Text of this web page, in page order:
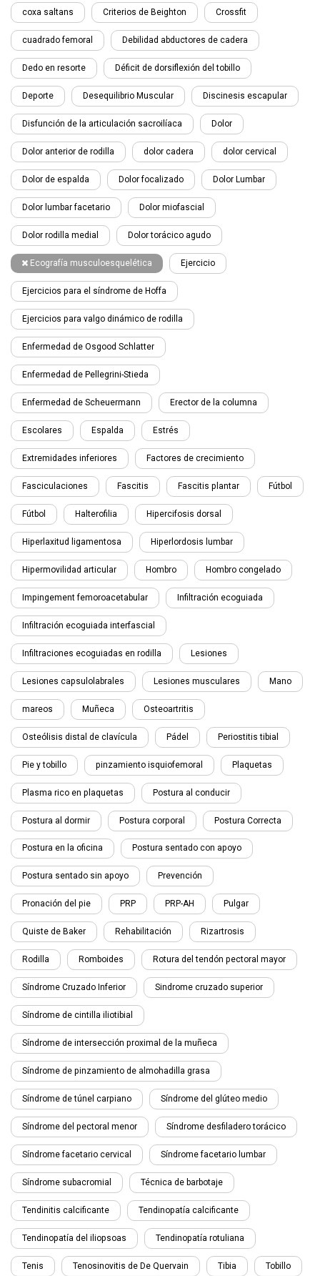
coxa saltans Criterios de Beighton Crossfit
cuadrado femoral Debilidad abductores de cadera
Dedo en resorte Déficit de dorsiflexión del tobillo
Deporte Desequilibrio Muscular Discinesis escapular
Disfunción de la articulación sacroilíaca Dolor
Dolor anterior de rodilla dolor cadera dolor cervical
Dolor de espalda Dolor focalizado Dolor Lumbar
Dolor lumbar facetario Dolor miofascial
Dolor rodilla medial Dolor torácico agudo
Ecografía musculoesquelética Ejercicio
Ejercicios para el síndrome de Hoffa
Ejercicios para valgo dinámico de rodilla
Enfermedad de Osgood Schlatter
Enfermedad de Pellegrini-Stieda
Enfermedad de Scheuermann Erector de la columna
Escolares Espalda Estrés
Extremidades inferiores Factores de crecimiento
Fasciculaciones Fascitis Fascitis plantar Fútbol
Fútbol Halterofilia Hipercifosis dorsal
Hiperlaxitud ligamentosa Hiperlordosis lumbar
Hipermovilidad articular Hombro Hombro congelado
Impingement femoroacetabular Infiltración ecoguiada
Infiltración ecoguiada interfascial
Infiltraciones ecoguiadas en rodilla Lesiones
Lesiones capsulolabrales Lesiones musculares Mano
mareos Muñeca Osteoartritis
Osteólisis distal de clavícula Pádel Periostitis tibial
Pie y tobillo pinzamiento isquiofemoral Plaquetas
Plasma rico en plaquetas Postura al conducir
Postura al dormir Postura corporal Postura Correcta
Postura en la oficina Postura sentado con apoyo
Postura sentado sin apoyo Prevención
Pronación del pie PRP PRP-AH Pulgar
Quiste de Baker Rehabilitación Rizartrosis
Rodilla Romboides Rotura del tendón pectoral mayor
Síndrome Cruzado Inferior Sindrome cruzado superior
Síndrome de cintilla iliotibial
Síndrome de intersección proximal de la muñeca
Síndrome de pinzamiento de almohadilla grasa
Síndrome de túnel carpiano Síndrome del glúteo medio
Síndrome del pectoral menor Síndrome desfiladero torácico
Síndrome facetario cervical Síndrome facetario lumbar
Síndrome subacromial Técnica de barbotaje
Tendinitis calcificante Tendinopatía calcificante
Tendinopatía del iliopsoas Tendinopatía rotuliana
Tenis Tenosinovitis de De Quervain Tibia Tobillo